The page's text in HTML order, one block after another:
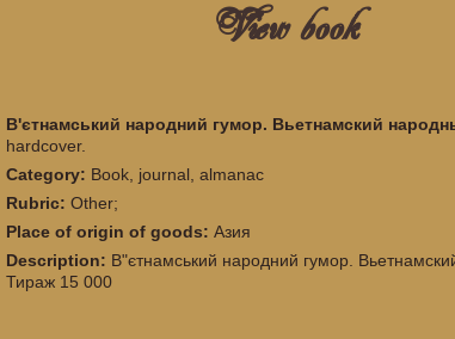
View book
В'єтнамський народний гумор. Вьетнамский
hardcover.
Category: Book, journal, almanac
Rubric: Other;
Place of origin of goods:Азия
Description: В"єтнамський народний гумор.
Тираж 15 000